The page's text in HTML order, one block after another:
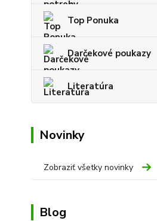
Top Ponuka
Darčekové poukazy
Literatúra
Novinky
Zobraziť všetky novinky
Blog